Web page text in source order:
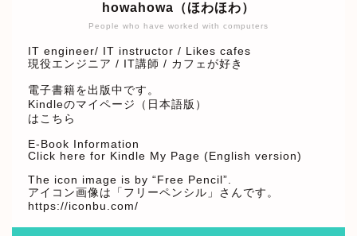
People who have worked with computers
howahowa（ほわほわ）
IT engineer/ IT instructor / Likes cafes
現役エンジニア / IT講師 / カフェが好き
電子書籍を出版中です。
Kindleのマイページ（日本語版）
はこちら
E-Book Information
Click here for Kindle My Page (English version)
The icon image is by “Free Pencil”.
アイコン画像は「フリーペンシル」さんです。
https://iconbu.com/